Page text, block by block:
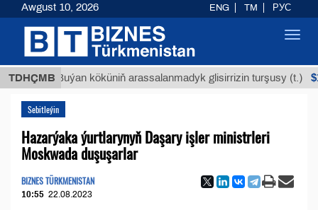
TDHÇMB
Buýan köküniň arassalanmadyk glisirrizin turşusy (t.)
Sebitleýin
Hazarýaka ýurtlarynyň Daşary işler ministrleri
Moskwada duşuşarlar
BIZNES TÜRKMENISTAN
10:55 22.08.2023
Awgust 10, 2026 ENG TM РУС